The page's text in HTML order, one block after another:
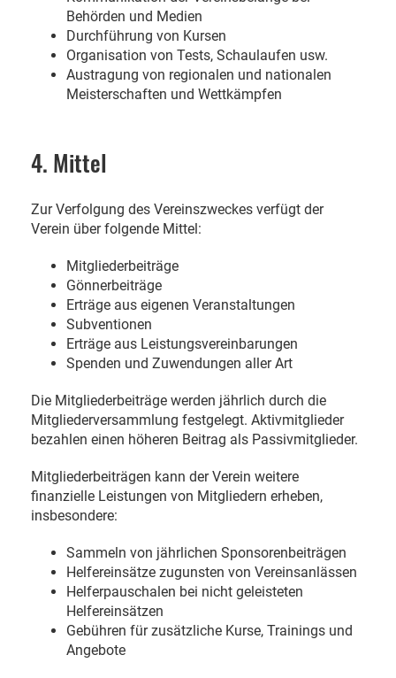
Behörden und Medien
Durchführung von Kursen
Organisation von Tests, Schaulaufen usw.
Austragung von regionalen und nationalen
Meisterschaften und Wettkämpfen
4. Mittel
Zur Verfolgung des Vereinszweckes verfügt der
Verein über folgende Mittel:
Mitgliederbeiträge
Gönnerbeiträge
Erträge aus eigenen Veranstaltungen
Subventionen
Erträge aus Leistungsvereinbarungen
Spenden und Zuwendungen aller Art
Die Mitgliederbeiträge werden jährlich durch die
Mitgliederversammlung festgelegt. Aktivmitglieder
bezahlen einen höheren Beitrag als Passivmitglieder.
Mitgliederbeiträgen kann der Verein weitere
finanzielle Leistungen von Mitgliedern erheben,
insbesondere:
Sammeln von jährlichen Sponsorenbeiträgen
Helfereinsätze zugunsten von Vereinsanlässen
Helferpauschalen bei nicht geleisteten
Helfereinsätzen
Gebühren für zusätzliche Kurse, Trainings und
Angebote